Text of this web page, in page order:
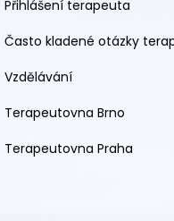
Přihlášení terapeuta
Často kladené otázky
Vzdělávání
Terapeutovna Brno
Terapeutovna Praha